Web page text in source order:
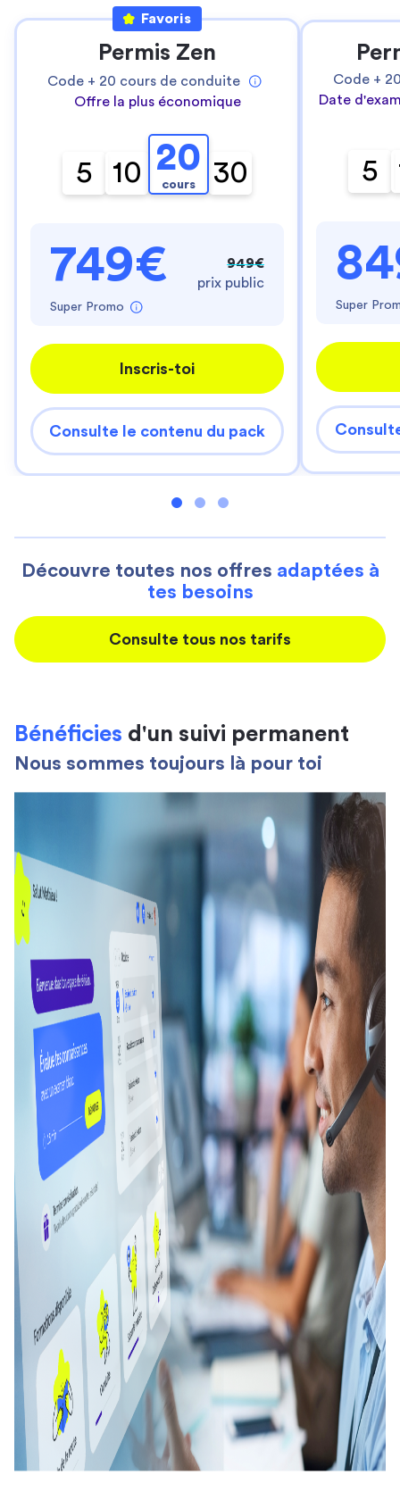
Favoris
Permis Zen
Code + 20 cours de conduite
Offre la plus économique
5 10 20
cours 30
749€
Super Promo
949€
prix public
Inscris-toi
Consulte le contenu du pack
Code +
Date
5
Super
Découvre toutes nos offres adaptées à
tes besoins
Consulte tous nos tarifs
Bénéficies d'un suivi permanent
Nous sommes toujours là pour toi